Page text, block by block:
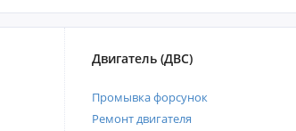
Двигатель (ДВС)
Промывка форсунок
Ремонт двигателя